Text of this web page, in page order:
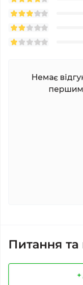
Немає
першим,
Питання та